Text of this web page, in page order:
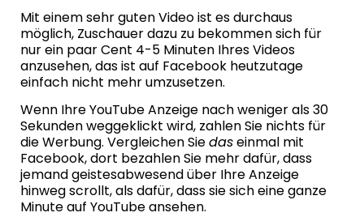
Mit einem sehr guten Video ist es durchaus
möglich, Zuschauer dazu zu bekommen sich für
nur ein paar Cent 4-5 Minuten Ihres Videos
anzusehen, das ist auf Facebook heutzutage
einfach nicht mehr umzusetzen.
Wenn Ihre YouTube Anzeige nach weniger als 30
Sekunden weggeklickt wird, zahlen Sie nichts für
die Werbung. Vergleichen Siedaseinmal mit
Facebook, dort bezahlen Sie mehr dafür, dass
jemand geistesabwesend über Ihre Anzeige
hinweg scrollt, als dafür, dass sie sich eine ganze
Minute auf YouTube ansehen.